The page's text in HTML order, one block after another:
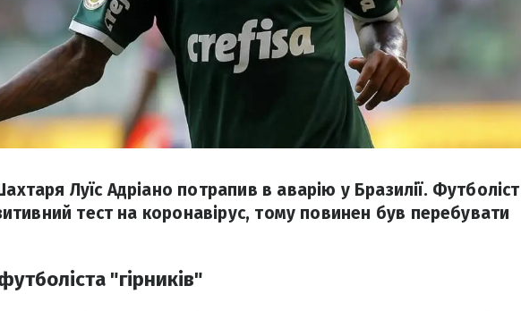
Луїс Адріано потрапив в аварію у Бразилії. Футболіст
тест на коронавірус, тому повинен був перебувати
"гірників"